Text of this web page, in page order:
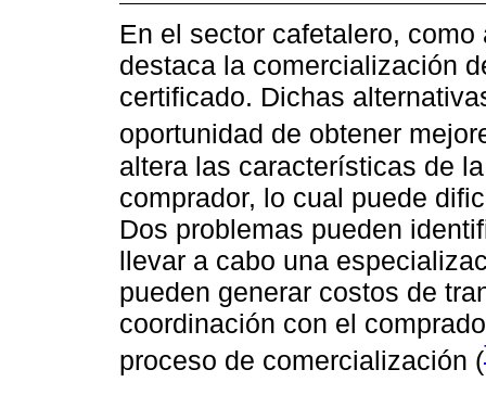
En el sector cafetalero,
destaca la comercialización
certificado. Dichas
oportunidad de obtener
altera las características de
comprador, lo cual puede
Dos problemas pueden
llevar a cabo una
pueden generar costos de
coordinación con el
proceso de comercialización (